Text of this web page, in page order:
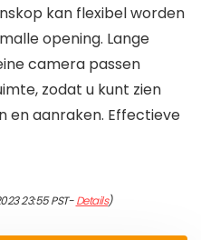
kan flexibel worden
opening. Lange
camera passen
zodat u kunt zien
en aanraken. Effectieve
23:55 PST-Details)